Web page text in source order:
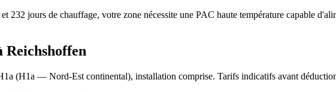
232 jours de chauffage, votre zone nécessite une PAC haute température capable
Reichshoffen
(H1a — Nord-Est continental), installation comprise. Tarifs indicatifs avant